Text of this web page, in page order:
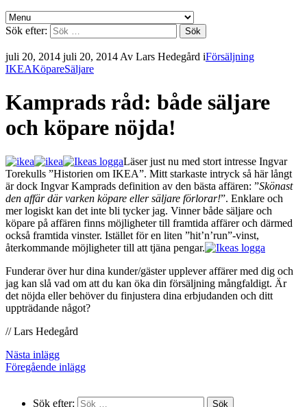
Sök efter:
juli 20, 2014 juli 20, 2014 Av Lars Hedegård iFörsäljning
IKEAKöpareSäljare
Kamprads råd: både säljare
och köpare nöjda!
Läser just nu med stort intresse Ingvar
Torekulls ”Historien om IKEA”. Mitt starkaste intryck så här långt
är dock Ingvar Kamprads definition av den bästa affären: ”Skönast
den affär där varken köpare eller säljare förlorar!”. Enklare och
mer logiskt kan det inte bli tycker jag. Vinner både säljare och
köpare på affären finns möjligheter till framtida affärer och därmed
också framtida vinster. Istället för en liten ”hit’n’run”-vinst,
återkommande möjligheter till att tjäna pengar.
Funderar över hur dina kunder/gäster upplever affärer med dig och
jag kan slå vad om att du kan öka din försäljning mångfaldigt. Är
det nöjda eller behöver du finjustera dina erbjudanden och ditt
uppträdande något?
// Lars Hedegård
Nästa inlägg
Föregående inlägg
Sök efter: